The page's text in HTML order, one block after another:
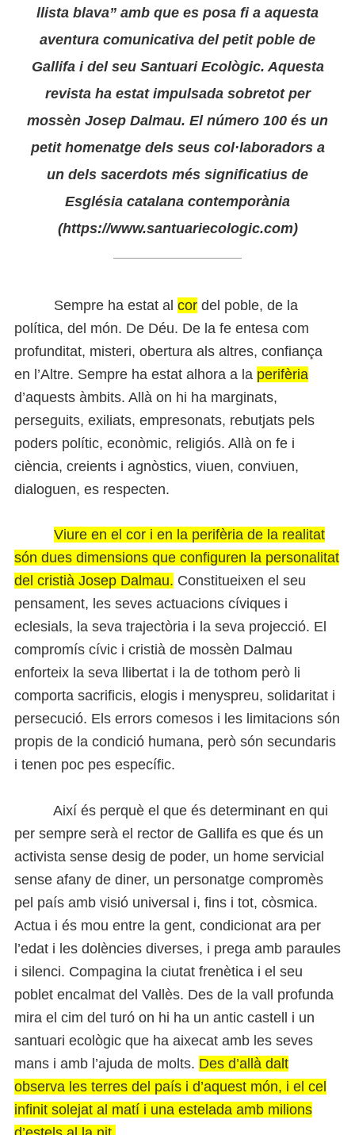
llista blava” amb que es posa fi a aquesta
aventura comunicativa del petit poble de
Gallifa i del seu Santuari Ecològic. Aquesta
revista ha estat impulsada sobretot per
mossèn Josep Dalmau. El número 100 és un
petit homenatge dels seus col·laboradors a
un dels sacerdots més significatius de
Església catalana contemporània
(https://www.santuariecologic.com)
Sempre ha estat al cor del poble, de la
política, del món. De Déu. De la fe entesa com
profunditat, misteri, obertura als altres, confiança
en l’Altre. Sempre ha estat alhora a la perifèria
d’aquests àmbits. Allà on hi ha marginats,
perseguits, exiliats, empresonats, rebutjats pels
poders polític, econòmic, religiós. Allà on fe i
ciència, creients i agnòstics, viuen, conviuen,
dialoguen, es respecten.
Viure en el cor i en la perifèria de la realitat
són dues dimensions que configuren la personalitat
del cristià Josep Dalmau. Constitueixen el seu
pensament, les seves actuacions cíviques i
eclesials, la seva trajectòria i la seva projecció. El
compromís cívic i cristià de mossèn Dalmau
enforteix la seva llibertat i la de tothom però li
comporta sacrificis, elogis i menyspreu, solidaritat i
persecució. Els errors comesos i les limitacions són
propis de la condició humana, però són secundaris
i tenen poc pes específic.
Així és perquè el que és determinant en qui
per sempre serà el rector de Gallifa es que és un
activista sense desig de poder, un home servicial
sense afany de diner, un personatge compromès
pel país amb visió universal i, fins i tot, còsmica.
Actua i és mou entre la gent, condicionat ara per
l’edat i les dolències diverses, i prega amb paraules
i silenci. Compagina la ciutat frenètica i el seu
poblet encalmat del Vallès. Des de la vall profunda
mira el cim del turó on hi ha un antic castell i un
santuari ecològic que ha aixecat amb les seves
mans i amb l’ajuda de molts. Des d’allà dalt
observa les terres del país i d’aquest món, i el cel
infinit solejat al matí i una estelada amb milions